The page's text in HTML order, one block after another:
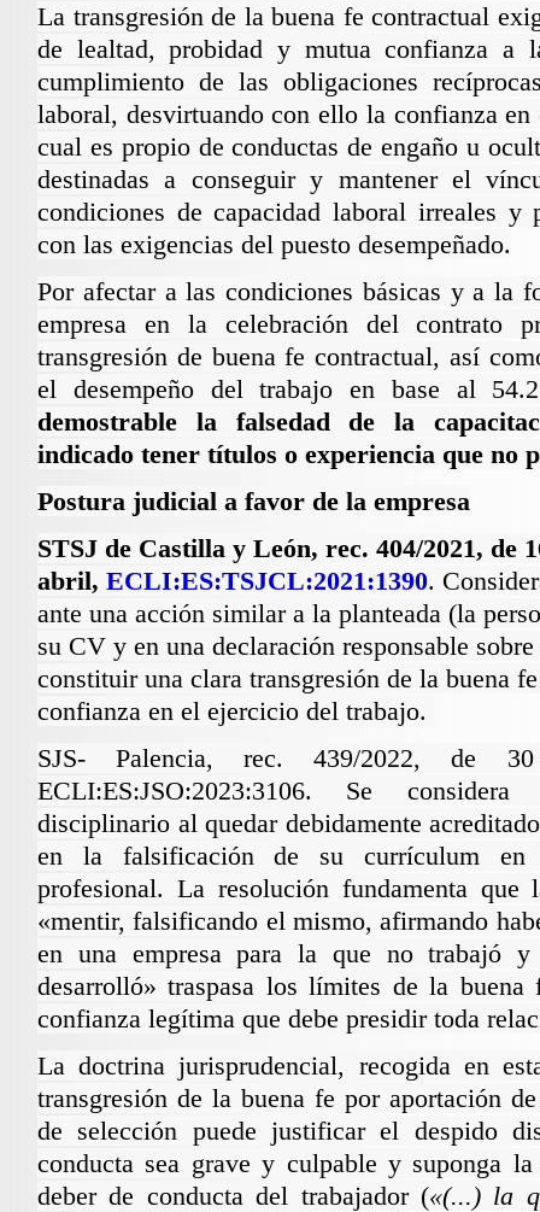
La transgresión de la buena fe contractual
de lealtad, probidad y mutua confianza a
cumplimiento de las obligaciones
laboral, desvirtuando con ello la confianza
cual es propio de conductas de engaño u
destinadas a conseguir y mantener el
condiciones de capacidad laboral irreales y
con las exigencias del puesto desempeñado.
Por afectar a las condiciones básicas y a la
empresa en la celebración del contrato
transgresión de buena fe contractual, así
el desempeño del trabajo en base al
demostrable la falsedad de la
indicado tener títulos o experiencia que no
Postura judicial a favor de la empresa
STSJ de Castilla y León, rec. 404/2021, de
abril, ECLI:ES:TSJCL:2021:1390.
ante una acción similar a la planteada (la
su CV y en una declaración responsable
constituir una clara transgresión de la buena
confianza en el ejercicio del trabajo.
SJS- Palencia, rec. 439/2022, de
ECLI:ES:JSO:2023:3106. Se considera
disciplinario al quedar debidamente
en la falsificación de su currículum en
profesional. La resolución fundamenta que
«mentir, falsificando el mismo, afirmando
en una empresa para la que no trabajó
desarrolló» traspasa los límites de la
confianza legítima que debe presidir toda
La doctrina jurisprudencial, recogida en
transgresión de la buena fe por aportación
de selección puede justificar el despido
conducta sea grave y culpable y suponga
deber de conducta del trabajador («(...) la